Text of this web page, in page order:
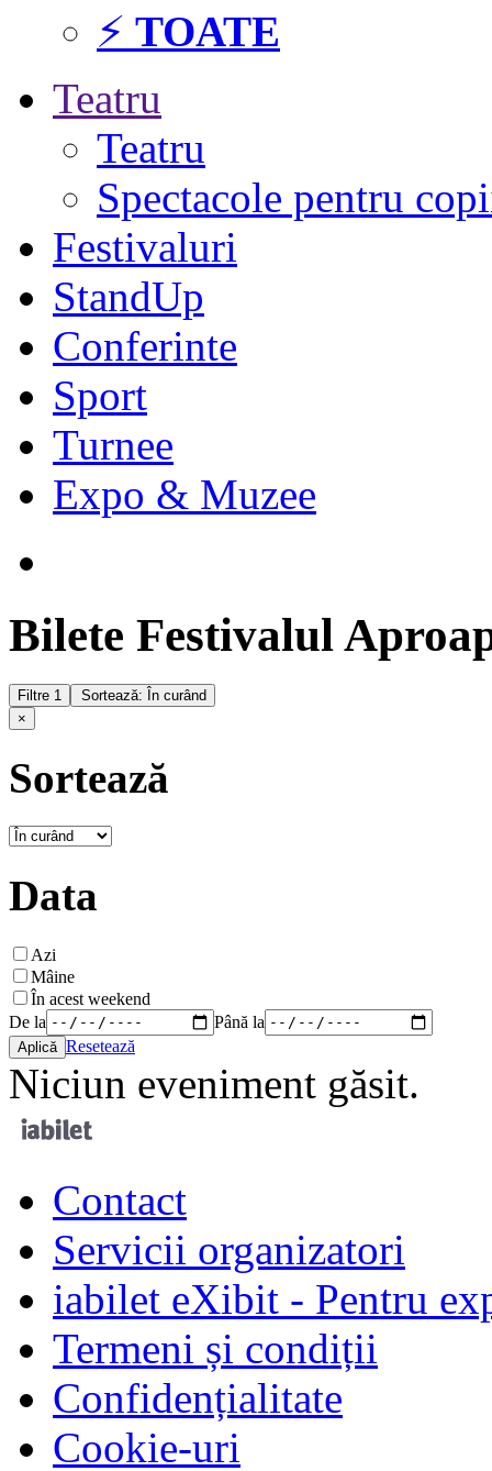
⚡ TOATE
Teatru
Teatru
Spectacole pentru
Festivaluri
StandUp
Conferinte
Sport
Turnee
Expo & Muzee
Bilete Festivalul
Filtre 1
Sortează: În curând
×
Sortează
Data
Azi
Mâine
În acest weekend
De la
Până la
Resetează
Niciun eveniment găsit.
Contact
Servicii organizatori
iabilet eXibit - Pentru
Termeni și condiții
Confidențialitate
Cookie-uri